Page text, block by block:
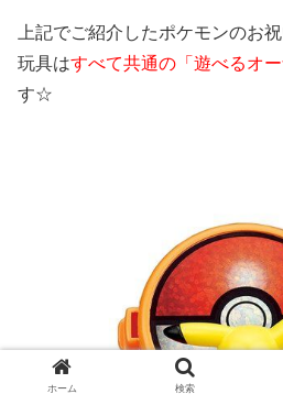
上記でご紹介したポケモンのお
玩具はすべて共通の「遊べるオー
す☆
ホーム 検索